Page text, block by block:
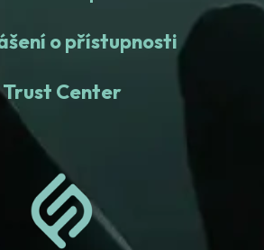
o přístupnosti
Trust Center